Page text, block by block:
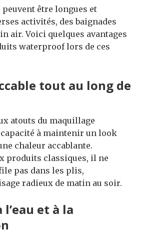
peuvent être longues et
activités, des baignades
air. Voici quelques avantages
waterproof lors de ces
tout au long de
atouts du maquillage
à maintenir un look
chaleur accablante.
produits classiques, il ne
pas dans les plis,
radieux de matin au soir.
l’eau et à la